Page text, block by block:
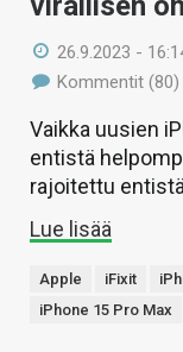
26.9.2023 -
Kommentit (80)
Vaikka uusien
entistä
rajoitettu
Lue lisää
Apple iFixit
iPhone 15 Pro Max